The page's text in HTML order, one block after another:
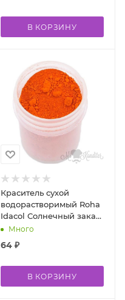
В КОРЗИНУ
Краситель сухой
водорастворимый Roha
Idacol Солнечный закат
E110 10 гр
Много
64₽
В КОРЗИНУ